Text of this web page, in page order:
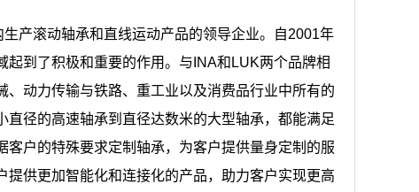
产滚动轴承和直线运动产品的领导企业。自2001年
到了积极和重要的作用。与INA和LUK两个品牌相
动力传输与铁路、重工业以及消费品行业中所有的
径的高速轴承到直径达数米的大型轴承，都能满足
户的特殊要求定制轴承，为客户提供量身定制的服
供更加智能化和连接化的产品，助力客户实现更高